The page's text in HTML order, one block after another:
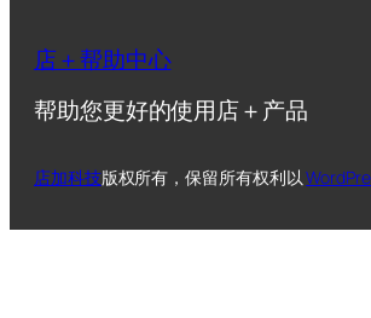
店＋帮助中心
帮助您更好的使用店＋产品
店加科技版权所有，保留所有权利以